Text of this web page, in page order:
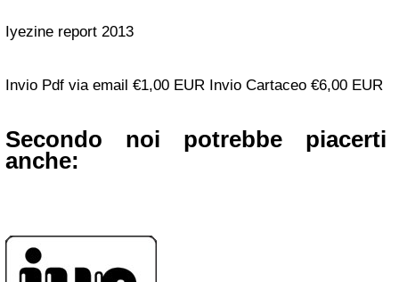
Iyezine report 2013
Invio Pdf via email €1,00 EUR Invio Cartaceo €6,00 EUR
Secondo noi potrebbe piacerti
anche: